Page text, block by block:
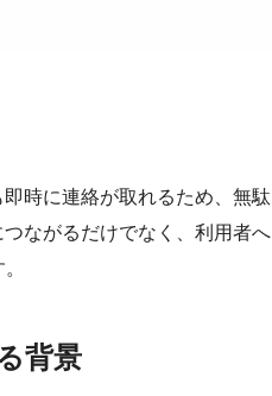
時に連絡が取れるため、無駄
ながるだけでなく、利用者へ
背景